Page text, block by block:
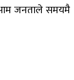
आम जनताले समयमै